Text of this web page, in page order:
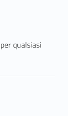
qualsiasi